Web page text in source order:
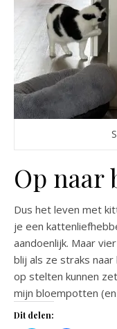
Op naar
Dus het leven met
je een
aandoenlijk. Maar
blij als ze straks
op stelten kunnen
mijn bloempotten
Dit delen: